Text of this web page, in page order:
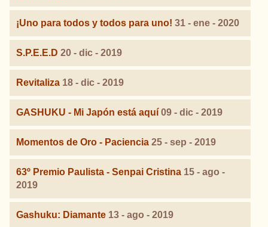
¡Uno para todos y todos para uno! 31 - ene - 2020
S.P.E.E.D 20 - dic - 2019
Revitaliza 18 - dic - 2019
GASHUKU - Mi Japón está aquí 09 - dic - 2019
Momentos de Oro - Paciencia 25 - sep - 2019
63º Premio Paulista - Senpai Cristina 15 - ago -
2019
Gashuku: Diamante 13 - ago - 2019